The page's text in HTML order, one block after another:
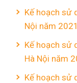
Kế hoạch sử
Nội năm 2021
Kế hoạch sử
Hà Nội năm
Kế hoạch sử